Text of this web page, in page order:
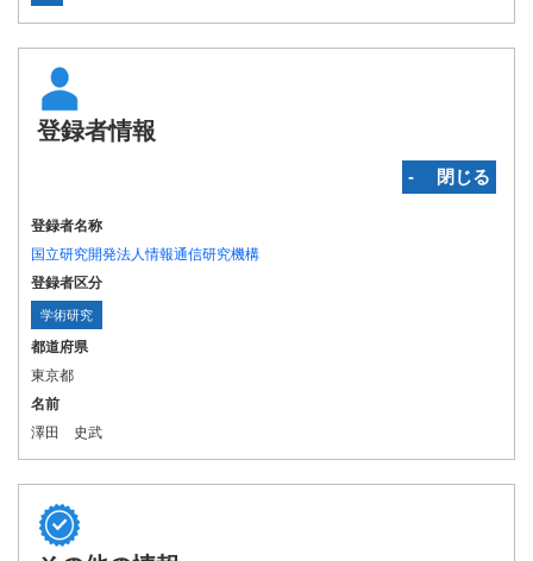
登録者情報
‐ 閉じる
登録者名称
国立研究開発法人情報通信研究機構
登録者区分
学術研究
都道府県
東京都
名前
澤田 史武